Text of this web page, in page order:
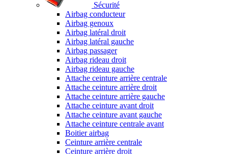
Sécurité
Airbag conducteur
Airbag genoux
Airbag latéral droit
Airbag latéral gauche
Airbag passager
Airbag rideau droit
Airbag rideau gauche
Attache ceinture arrière centrale
Attache ceinture arrière droit
Attache ceinture arrière gauche
Attache ceinture avant droit
Attache ceinture avant gauche
Attache ceinture centrale avant
Boitier airbag
Ceinture arrière centrale
Ceinture arrière droit